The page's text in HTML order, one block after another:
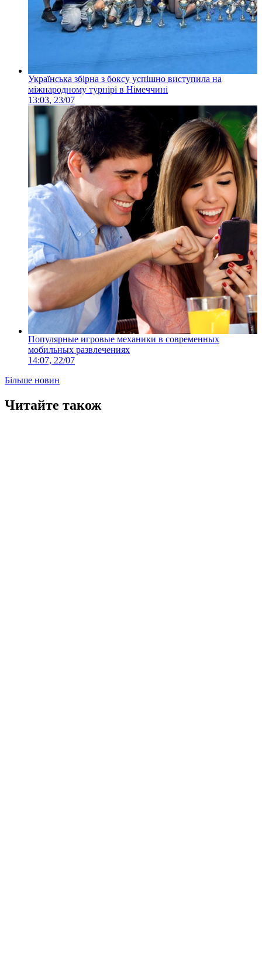
Українська збірна з боксу успішно виступила на
міжнародному турнірі в Німеччині
13:03, 23/07
Популярные игровые механики в современных
мобильных развлечениях
14:07, 22/07
Більше новин
Читайте також